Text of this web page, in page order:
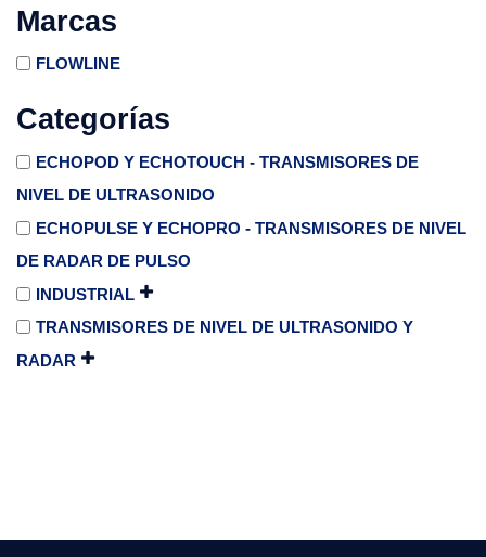
Marcas
FLOWLINE
Categorías
ECHOPOD Y ECHOTOUCH - TRANSMISORES DE
NIVEL DE ULTRASONIDO
ECHOPULSE Y ECHOPRO - TRANSMISORES DE NIVEL
DE RADAR DE PULSO
INDUSTRIAL
TRANSMISORES DE NIVEL DE ULTRASONIDO Y
RADAR